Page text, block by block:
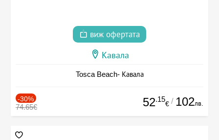
виж офертата
Кавала
Tosca Beach- Кавала
-30%
74.65€ 52.15
€ / 102лв.